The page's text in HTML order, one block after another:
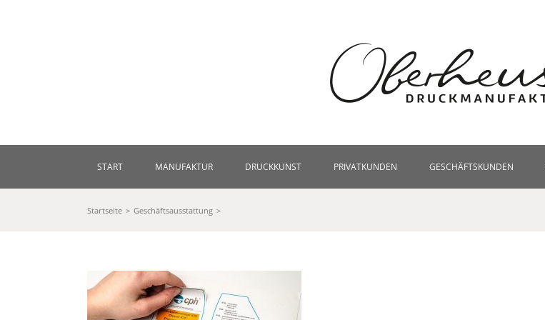
START MANUFAKTUR DRUCKKUNST PRIVATKUNDEN GESCHÄFTSKUNDEN
Startseite Geschäftsausstattung